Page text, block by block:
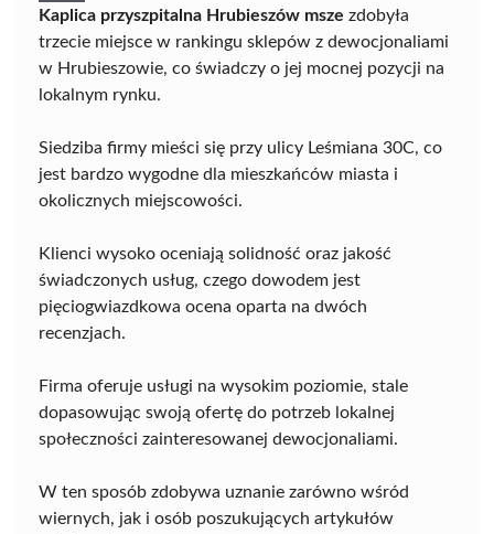
Kaplica przyszpitalna Hrubieszów msze zdobyła
trzecie miejsce w rankingu sklepów z dewocjonaliami
w Hrubieszowie, co świadczy o jej mocnej pozycji na
lokalnym rynku.
Siedziba firmy mieści się przy ulicy Leśmiana 30C, co
jest bardzo wygodne dla mieszkańców miasta i
okolicznych miejscowości.
Klienci wysoko oceniają solidność oraz jakość
świadczonych usług, czego dowodem jest
pięciogwiazdkowa ocena oparta na dwóch
recenzjach.
Firma oferuje usługi na wysokim poziomie, stale
dopasowując swoją ofertę do potrzeb lokalnej
społeczności zainteresowanej dewocjonaliami.
W ten sposób zdobywa uznanie zarówno wśród
wiernych, jak i osób poszukujących artykułów